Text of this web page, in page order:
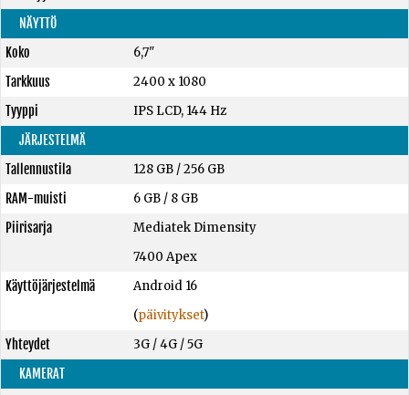
NÄYTTÖ
Koko
6,7"
Tarkkuus
2400 x 1080
Tyyppi
IPS LCD, 144 Hz
JÄRJESTELMÄ
Tallennustila
128 GB/256 GB
RAM-muisti
6 GB/ 8 GB
Piirisarja
Mediatek Dimensity
7400 Apex
Käyttöjärjestelmä
Android 16
(päivitykset)
Yhteydet
3G / 4G / 5G
KAMERAT